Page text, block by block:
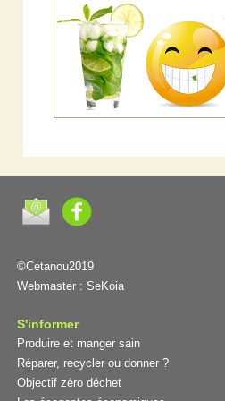
©Cetanou2019
Webmaster : SeKoia
S'informer
Produire et manger sain
Réparer, recycler ou donner ?
Objectif zéro déchet